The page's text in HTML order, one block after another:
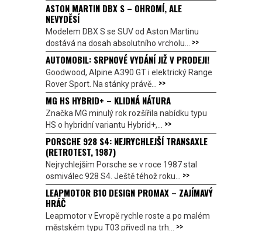
ASTON MARTIN DBX S – OHROMÍ, ALE
NEVYDĚSÍ
Modelem DBX S se SUV od Aston Martinu
dostává na dosah absolutního vrcholu... >>
AUTOMOBIL: SRPNOVÉ VYDÁNÍ JIŽ V PRODEJI!
Goodwood, Alpine A390 GT i elektrický Range
Rover Sport. Na stánky právě... >>
MG HS HYBRID+ – KLIDNÁ NÁTURA
Značka MG minulý rok rozšířila nabídku typu
HS o hybridní variantu Hybrid+,... >>
PORSCHE 928 S4: NEJRYCHLEJŠÍ TRANSAXLE
(RETROTEST, 1987)
Nejrychlejším Porsche se v roce 1987 stal
osmiválec 928 S4. Ještě téhož roku... >>
LEAPMOTOR B10 DESIGN PROMAX – ZAJÍMAVÝ
HRÁČ
Leapmotor v Evropě rychle roste a po malém
městském typu T03 přivedl na trh... >>